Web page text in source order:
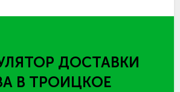
ДОСТАВКИ
В ТРОИЦКОЕ